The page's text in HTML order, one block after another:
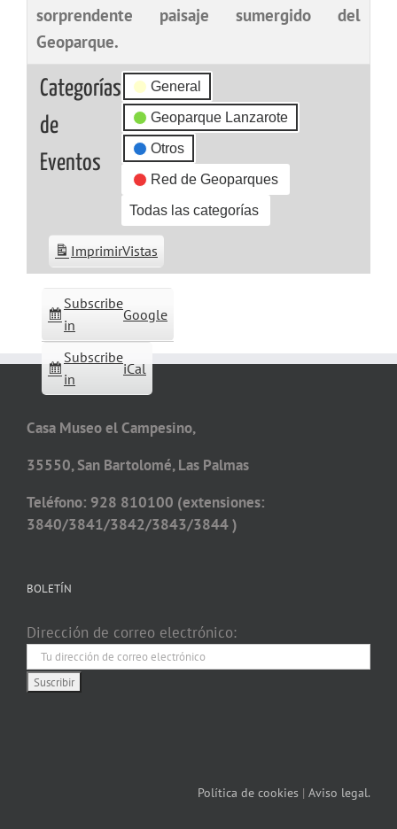
sorprendente paisaje sumergido del
Geoparque.
Categorías
de
Eventos
General
Geoparque Lanzarote
Otros
Red de Geoparques
Todas las categorías
Subscribe
in
Google
Subscribe
in
iCal
ImprimirVistas
Casa Museo el Campesino,
35550, San Bartolomé, Las Palmas
Teléfono: 928 810100 (extensiones:
3840/3841/3842/3843/3844 )
BOLETÍN
Dirección de correo electrónico:
Política de cookies | Aviso legal.